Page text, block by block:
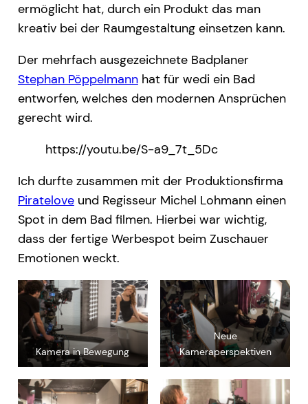
ermöglicht hat, durch ein Produkt das man
kreativ bei der Raumgestaltung einsetzen kann.
Der mehrfach ausgezeichnete Badplaner
Stephan Pöppelmannhat für wedi ein Bad
entworfen, welches den modernen Ansprüchen
gerecht wird.
https://youtu.be/S-a9_7t_5Dc
Ich durfte zusammen mit der Produktionsfirma
Pirateloveund Regisseur Michel Lohmann einen
Spot in dem Bad filmen. Hierbei war wichtig,
dass der fertige Werbespot beim Zuschauer
Emotionen weckt.
Kamera in Bewegung
Neue
Kameraperspektiven